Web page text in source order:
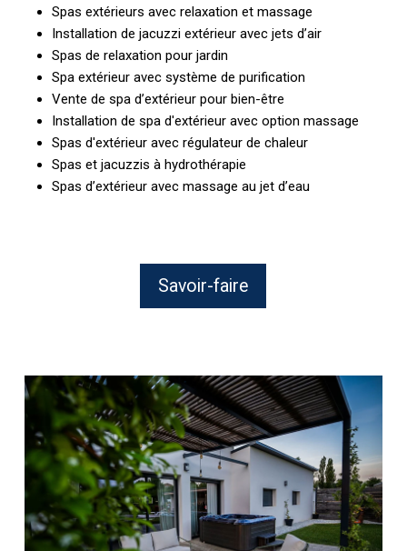
Spas extérieurs avec relaxation et massage
Installation de jacuzzi extérieur avec jets d’air
Spas de relaxation pour jardin
Spa extérieur avec système de purification
Vente de spa d’extérieur pour bien-être
Installation de spa d'extérieur avec option massage
Spas d'extérieur avec régulateur de chaleur
Spas et jacuzzis à hydrothérapie
Spas d’extérieur avec massage au jet d’eau
Savoir-faire
Installation
spa
rigide
domicile